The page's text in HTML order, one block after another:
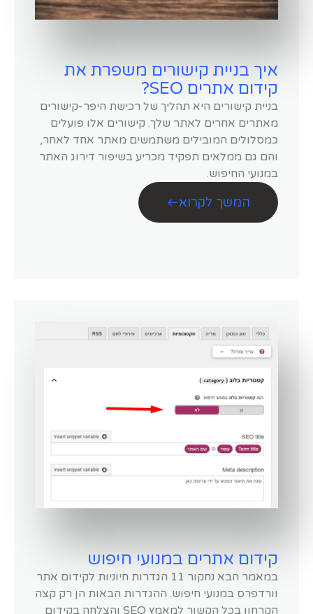
איך בניית קישורים משפרת את
קידום אתרים SEO?
בניית קישורים היא תהליך של רכישת היפר-קישורים
מאתרים אחרים לאתר שלך. קישורים אלו פועלים
כמסלולים המובילים משתמשים מאתר אחד לאחר,
והם גם ממלאים תפקיד מכריע בשיפור דירוג האתר
במנועי החיפוש.
המשך לקרוא
קידום אתרים במנועי חיפוש
במאמר הבא נחקור 11 הגדרות חיוניות לקידום אתר
וורדפרס במנועי חיפוש. ההגדרות הבאות הן רק קצה
הקרחון בכל הקשור למאמץ SEO והצלחה בקידום